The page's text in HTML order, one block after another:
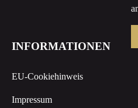
INFORMATIONEN
EU-Cookiehinweis
Impressum